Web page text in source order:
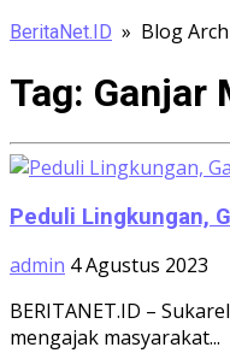
BeritaNet.ID » Blog
Tag: Ganjar
Peduli Lingkungan,
admin 4 Agustus 2023
BERITANET.ID –
mengajak masyarakat...